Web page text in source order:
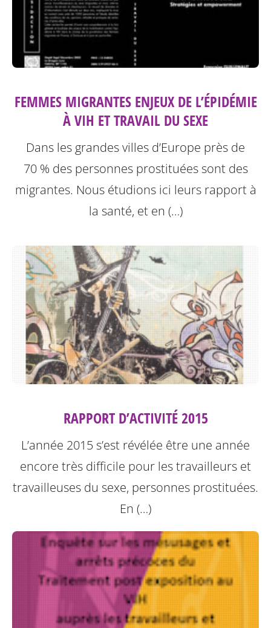
FEMMES MIGRANTES ENJEUX DE L’ÉPIDÉMIE
À VIH ET TRAVAIL DU SEXE
Dans les grandes villes d’Europe près de
70 % des personnes prostituées sont des
migrantes. Nous étudions ici leurs rapport à
la santé, et en (…)
RAPPORT D’ACTIVITÉ 2015
L’année 2015 s’est révélée être une année
encore très difficile pour les travailleurs et
travailleuses du sexe, personnes prostituées.
En (…)